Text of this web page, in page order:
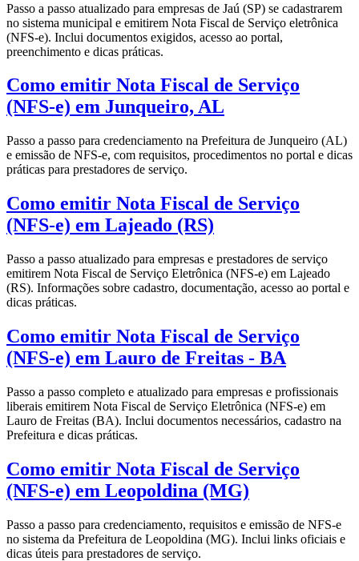
Passo a passo atualizado para empresas de Jaú (SP) se cadastrarem
no sistema municipal e emitirem Nota Fiscal de Serviço eletrônica
(NFS-e). Inclui documentos exigidos, acesso ao portal,
preenchimento e dicas práticas.
Como emitir Nota Fiscal de Serviço
(NFS-e) em Junqueiro, AL
Passo a passo para credenciamento na Prefeitura de Junqueiro (AL)
e emissão de NFS-e, com requisitos, procedimentos no portal e dicas
práticas para prestadores de serviço.
Como emitir Nota Fiscal de Serviço
(NFS-e) em Lajeado (RS)
Passo a passo atualizado para empresas e prestadores de serviço
emitirem Nota Fiscal de Serviço Eletrônica (NFS-e) em Lajeado
(RS). Informações sobre cadastro, documentação, acesso ao portal e
dicas práticas.
Como emitir Nota Fiscal de Serviço
(NFS-e) em Lauro de Freitas - BA
Passo a passo completo e atualizado para empresas e profissionais
liberais emitirem Nota Fiscal de Serviço Eletrônica (NFS-e) em
Lauro de Freitas (BA). Inclui documentos necessários, cadastro na
Prefeitura e dicas práticas.
Como emitir Nota Fiscal de Serviço
(NFS-e) em Leopoldina (MG)
Passo a passo para credenciamento, requisitos e emissão de NFS-e
no sistema da Prefeitura de Leopoldina (MG). Inclui links oficiais e
dicas úteis para prestadores de serviço.